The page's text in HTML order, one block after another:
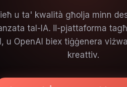
u ta' kwalità għolja minn
tal-IA. Il-pjattaforma
u OpenAI biex tiġġenera
kreattiv.